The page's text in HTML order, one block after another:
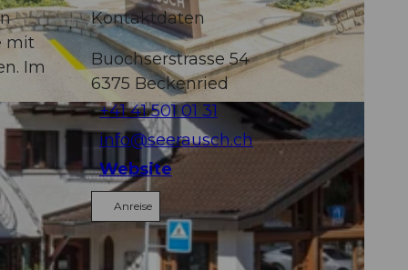
mit
Im
Kontaktdaten
Buochserstrasse 54
6375 Beckenried
+41 41 501 01 31
info@seerausch.ch
Website
Anreise